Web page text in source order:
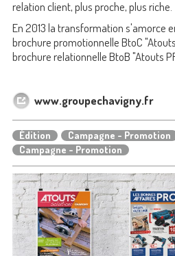
relation client, plus proche, plus riche.
En 2013 la transformation s'amorce
brochure promotionnelle BtoC
brochure relationnelle BtoB "Atouts
www.groupechavigny.fr
Édition Campagne - Promotion
Campagne - Promotion